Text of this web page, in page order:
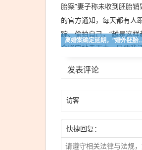
离婚案确定延期，“婚外胚胎案”妻子称未收到胚胎销毁
发表评论
快捷回复：